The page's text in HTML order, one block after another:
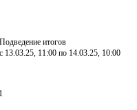
Подведение итогов
с 13.03.25, 11:00 по 14.03.25, 10:00